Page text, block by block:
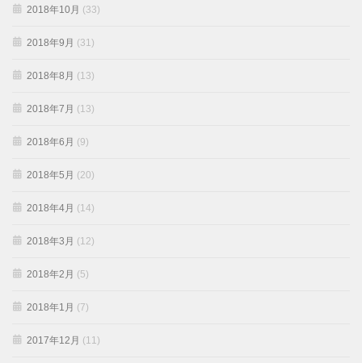
2018年10月 (33)
2018年9月 (31)
2018年8月 (13)
2018年7月 (13)
2018年6月 (9)
2018年5月 (20)
2018年4月 (14)
2018年3月 (12)
2018年2月 (5)
2018年1月 (7)
2017年12月 (11)